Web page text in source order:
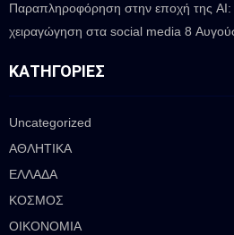
Παραπληροφόρηση στην εποχή της AI:
χειραγώγηση στα social media 8
ΚΑΤΗΓΟΡΊΕΣ
Uncategorized
ΑΘΛΗΤΙΚΑ
ΕΛΛΑΔΑ
ΚΟΣΜΟΣ
ΟΙΚΟΝΟΜΙΑ